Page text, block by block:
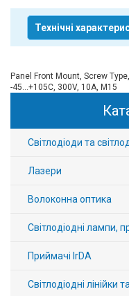
Технічні
Panel Front Mount, Screw
-45...+105C, 300V, 10A, M15
Світлодіоди та
Лазери
Волоконна оптика
Світлодіодні лампи,
Приймачі IrDA
Світлодіодні лінійки